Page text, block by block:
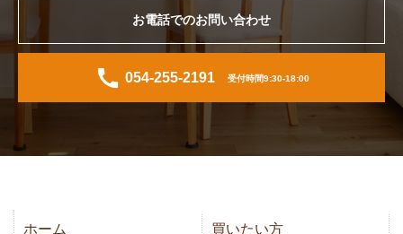
お電話でのお問い合わせ
054-255-2191 受付時間9:30-18:00
ホーム
買いたい方